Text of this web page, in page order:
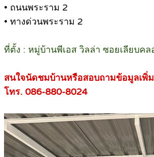
• ถนนพระราม 2
• ทางด่วนพระราม 2
ที่ตั้ง : หมู่บ้านพีเอส วิลล่า ซอยเลียบค
สนใจนัดชมบ้านหรือสอบถามข้อมูลเพิ่
โทร. 086-880-8024